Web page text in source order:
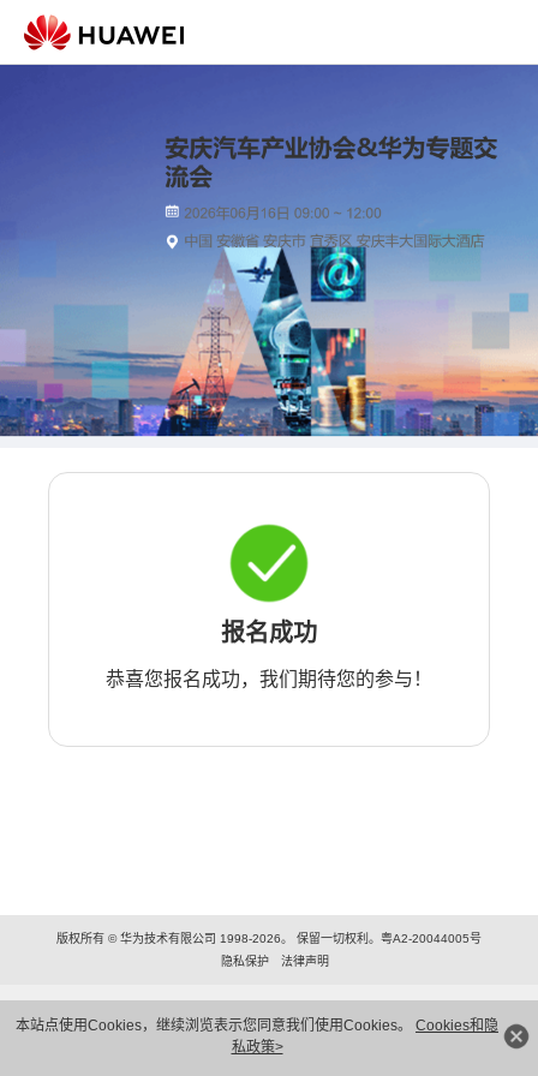
本站点使用Cookies，继续浏览表示您同意我们使用Cookies。 Cookies和隐
私政策>
报名成功
恭喜您报名成功，我们期待您的参与！
版权所有 © 华为技术有限公司 1998-2026。 保留一切权利。粤A2-20044005号
隐私保护
法律声明